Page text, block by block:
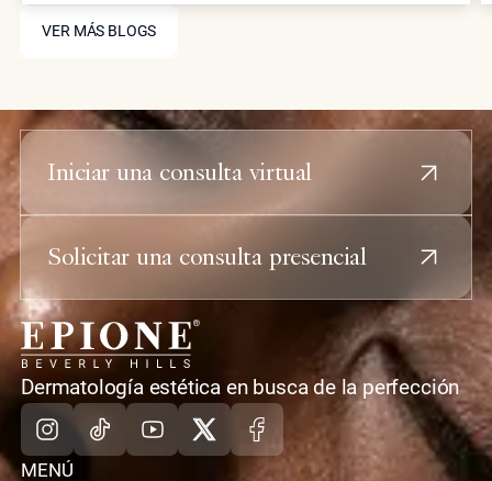
VER MÁS BLOGS
VER MÁS BLOGS
de volumen y estimulación de colágeno para un
Iniciar una consulta virtual
Solicitar una consulta presencial
casa
Dermatología estética en busca de la perfección
Instagram
TikTokYoutube
X Facebook
MENÚ